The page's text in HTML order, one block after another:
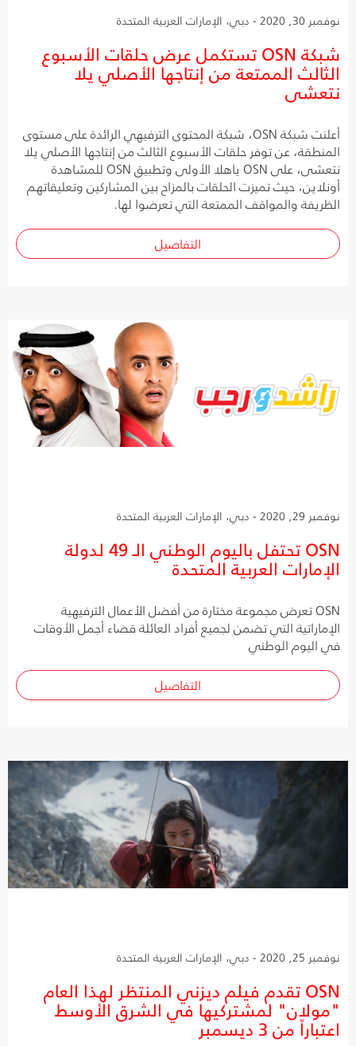
نوفمبر 30, 2020 - دبي، الإمارات العربية المتحدة
شبكة OSN تستكمل عرض حلقات الأسبوع
الثالث الممتعة من إنتاجها الأصلي يلا
نتعشى
أعلنت شبكة OSN، شبكة المحتوى الترفيهي الرائدة على مستوى
المنطقة، عن توفر حلقات الأسبوع الثالث من إنتاجها الأصلي يلا
نتعشى، على OSN ياهلا الأولى وتطبيق OSN للمشاهدة
أونلاين، حيث تميزت الحلقات بالمزاح بين المشاركين وتعليقاتهم
الظريفة والمواقف الممتعة التي تعرضوا لها.
التفاصيل
نوفمبر 29, 2020 - دبي، الإمارات العربية المتحدة
OSN تحتفل باليوم الوطني الـ 49 لدولة
الإمارات العربية المتحدة
OSN تعرض مجموعة مختارة من أفضل الأعمال الترفيهية
الإماراتية التي تضمن لجميع أفراد العائلة قضاء أجمل الأوقات
في اليوم الوطني
التفاصيل
نوفمبر 25, 2020 - دبي، الإمارات العربية المتحدة
OSN تقدم فيلم ديزني المنتظر لهذا العام
"مولان" لمشتركيها في الشرق الأوسط
اعتباراً من 3 ديسمبر